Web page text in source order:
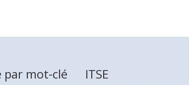
par mot-clé ITSE